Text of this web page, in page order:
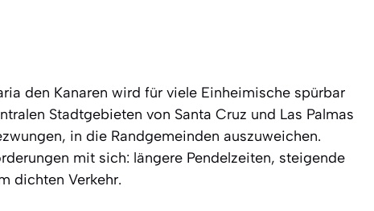
den Kanaren wird für viele Einheimische spürbar
Stadtgebieten von Santa Cruz und Las Palmas
in die Randgemeinden auszuweichen.
mit sich: längere Pendelzeiten, steigende
dichten Verkehr.